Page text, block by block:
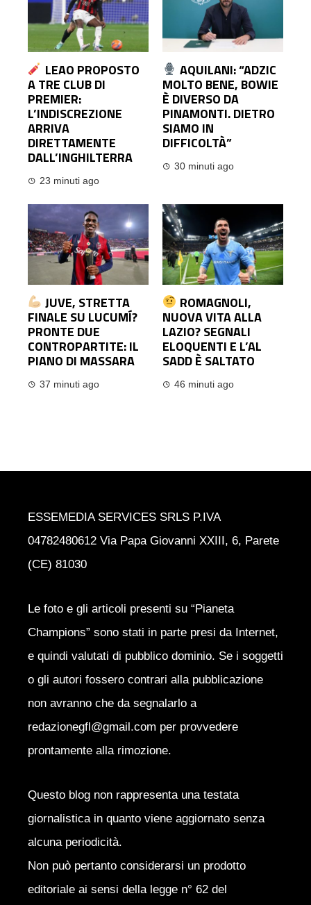
LEAO PROPOSTO
A TRE CLUB DI
PREMIER:
L’INDISCREZIONE
ARRIVA
DIRETTAMENTE
DALL’INGHILTERRA
23 minuti ago
AQUILANI: “ADZIC
MOLTO BENE, BOWIE
È DIVERSO DA
PINAMONTI. DIETRO
SIAMO IN
DIFFICOLTÀ”
30 minuti ago
JUVE, STRETTA
FINALE SU LUCUMÍ?
PRONTE DUE
CONTROPARTITE: IL
PIANO DI MASSARA
37 minuti ago
ROMAGNOLI,
NUOVA VITA ALLA
LAZIO? SEGNALI
ELOQUENTI E L’AL
SADD È SALTATO
46 minuti ago
ESSEMEDIA SERVICES SRLS P.IVA
04782480612 Via Papa Giovanni XXIII, 6, Parete
(CE) 81030
Le foto e gli articoli presenti su “Pianeta
Champions” sono stati in parte presi da Internet,
e quindi valutati di pubblico dominio. Se i soggetti
o gli autori fossero contrari alla pubblicazione
non avranno che da segnalarlo a
redazionegfl@gmail.com per provvedere
prontamente alla rimozione.
Questo blog non rappresenta una testata
giornalistica in quanto viene aggiornato senza
alcuna periodicità.
Non può pertanto considerarsi un prodotto
editoriale ai sensi della legge n° 62 del